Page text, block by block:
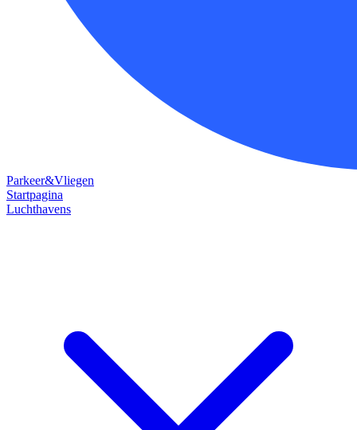
Parkeer&Vliegen
Startpagina
Luchthavens